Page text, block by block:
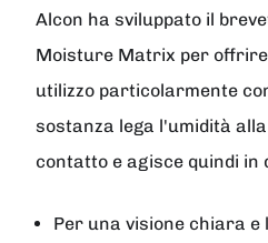
Alcon ha sviluppato il
Moisture Matrix per
utilizzo particolarmente
sostanza lega l'umidità
contatto e agisce quindi in
Per una visione chiara